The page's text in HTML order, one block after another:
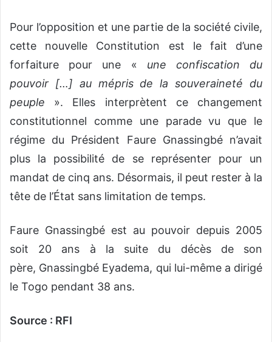
Pour l’opposition et une partie de la société civile,
cette nouvelle Constitution est le fait d’une
forfaiture pour une « une confiscation du
pouvoir […] au mépris de la souveraineté du
peuple ». Elles interprètent ce changement
constitutionnel comme une parade vu que le
régime du Président Faure Gnassingbé n’avait
plus la possibilité de se représenter pour un
mandat de cinq ans. Désormais, il peut rester à la
tête de l’État sans limitation de temps.
Faure Gnassingbé est au pouvoir depuis 2005
soit 20 ans à la suite du décès de son
père, Gnassingbé Eyadema, qui lui-même a dirigé
le Togo pendant 38 ans.
Source : RFI